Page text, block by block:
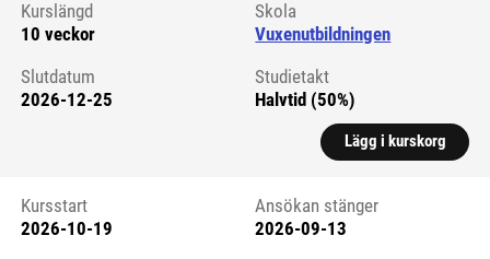
Kurslängd
10 veckor
Skola
Vuxenutbildningen
Slutdatum
2026-12-25
Studietakt
Halvtid (50%)
Lägg i kurskorg
Kursstart 6326821
Kursstart
2026-10-19
Ansökan stänger
2026-09-13